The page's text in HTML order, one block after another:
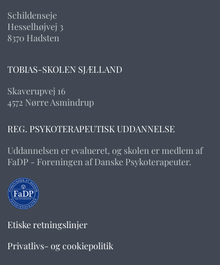
Schildenseje
Hesselhøjvej 3
8370 Hadsten
TOBIAS-SKOLEN SJÆLLAND
Skaverupvej 16
4572 Nørre Asmindrup
REG. PSYKOTERAPEUTISK UDDANNELSE
Uddannelsen er evalueret, og skolen er medlem af
FaDP - Foreningen af Danske Psykoterapeuter.
Etiske retningslinjer
Privatlivs- og cookiepolitik